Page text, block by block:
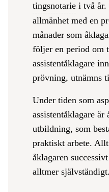
tingsnotarie i två år.
allmänhet med en
månader som
följer en period om
assistentåklagare
prövning, utnämns
Under tiden som
assistentåklagare är
utbildning, som
praktiskt arbete.
åklagaren
alltmer självständigt.